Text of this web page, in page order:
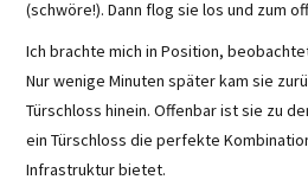
(schwöre!). Dann flog sie los und zum
Ich brachte mich in Position,
Nur wenige Minuten später kam sie
Türschloss hinein. Offenbar ist sie zu
ein Türschloss die perfekte
Infrastruktur bietet.